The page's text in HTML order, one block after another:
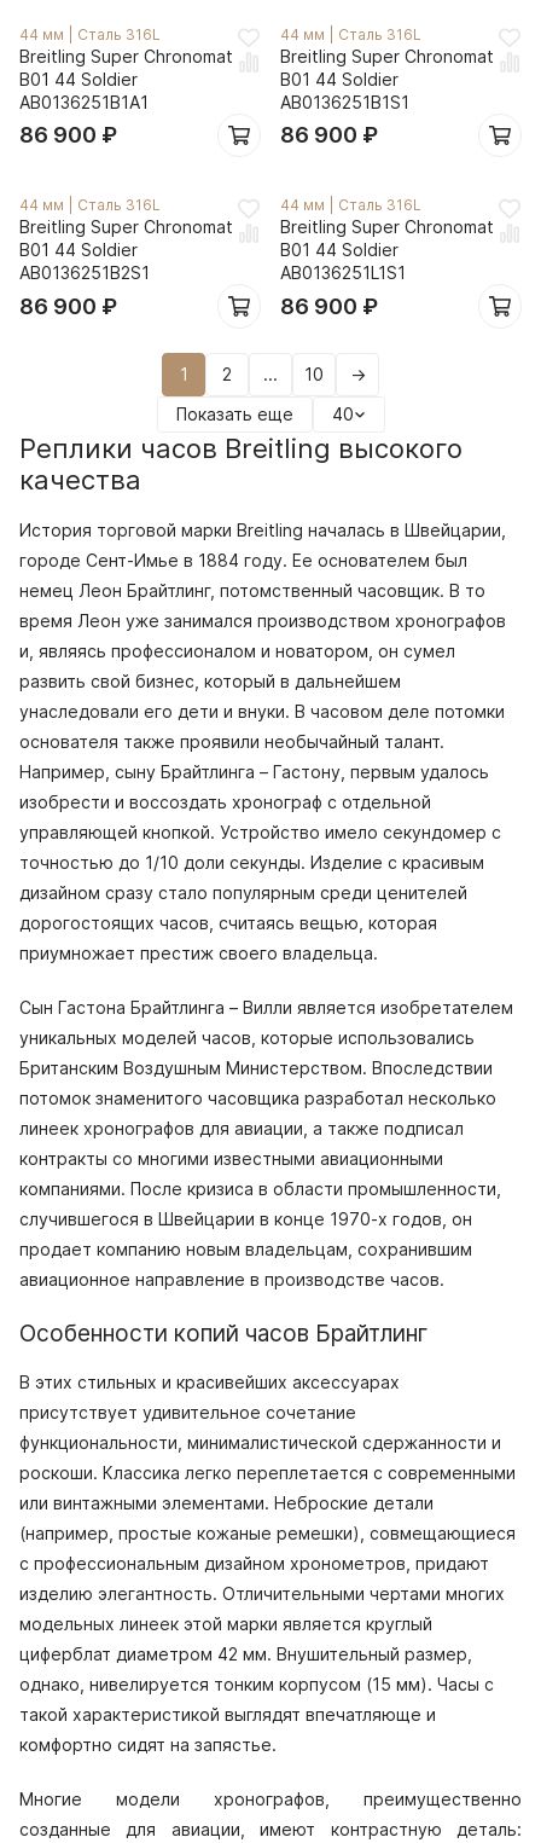
44 мм Сталь 316L
Breitling Super Chronomat
B01 44 Soldier
AB0136251B1A1
86 900 ₽
44 мм Сталь 316L
Breitling Super Chronomat
B01 44 Soldier
AB0136251B1S1
86 900 ₽
44 мм Сталь 316L
Breitling Super Chronomat
B01 44 Soldier
AB0136251B2S1
86 900 ₽
44 мм Сталь 316L
Breitling Super Chronomat
B01 44 Soldier
AB0136251L1S1
86 900 ₽
1 2 ... 10
→
Показать еще
40
Реплики часов Breitling высокого
качества
История торговой марки Breitling началась в Швейцарии,
городе Сент-Имье в 1884 году. Ее основателем был
немец Леон Брайтлинг, потомственный часовщик. В то
время Леон уже занимался производством хронографов
и, являясь профессионалом и новатором, он сумел
развить свой бизнес, который в дальнейшем
унаследовали его дети и внуки. В часовом деле потомки
основателя также проявили необычайный талант.
Например, сыну Брайтлинга – Гастону, первым удалось
изобрести и воссоздать хронограф с отдельной
управляющей кнопкой. Устройство имело секундомер с
точностью до 1/10 доли секунды. Изделие с красивым
дизайном сразу стало популярным среди ценителей
дорогостоящих часов, считаясь вещью, которая
приумножает престиж своего владельца.
Сын Гастона Брайтлинга – Вилли является изобретателем
уникальных моделей часов, которые использовались
Британским Воздушным Министерством. Впоследствии
потомок знаменитого часовщика разработал несколько
линеек хронографов для авиации, а также подписал
контракты со многими известными авиационными
компаниями. После кризиса в области промышленности,
случившегося в Швейцарии в конце 1970-х годов, он
продает компанию новым владельцам, сохранившим
авиационное направление в производстве часов.
Особенности копий часов Брайтлинг
В этих стильных и красивейших аксессуарах
присутствует удивительное сочетание
функциональности, минималистической сдержанности и
роскоши. Классика легко переплетается с современными
или винтажными элементами. Неброские детали
(например, простые кожаные ремешки), совмещающиеся
с профессиональным дизайном хронометров, придают
изделию элегантность. Отличительными чертами многих
модельных линеек этой марки является круглый
циферблат диаметром 42 мм. Внушительный размер,
однако, нивелируется тонким корпусом (15 мм). Часы с
такой характеристикой выглядят впечатляюще и
комфортно сидят на запястье.
Многие модели хронографов, преимущественно
созданные для авиации, имеют контрастную деталь: